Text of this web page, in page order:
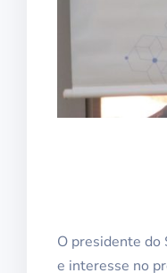
O presidente do
e interesse no